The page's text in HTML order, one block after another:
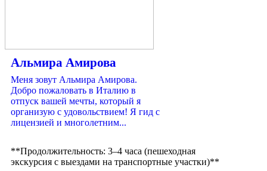
**Продолжительность: 3–4 часа (пешеходная
экскурсия с выездами на транспортные участки)**
Альмира Амирова
Меня зовут Альмира Амирова.
Добро пожаловать в Италию в
отпуск вашей мечты, который я
организую с удовольствием! Я гид с
лицензией и многолетним...